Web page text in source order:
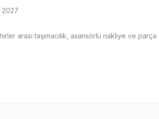
2027
arası taşımacılık, asansörlü nakliye ve parça